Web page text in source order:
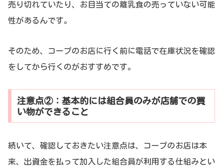
売り切れていたり、お目当ての離乳食の売っていない可能
性があるんです。
そのため、コープのお店に行く前に電話で在庫状況を確認
をしてから行くのがおすすめです。
注意点②：基本的には組合員のみが店舗での買
い物ができること
続いて、確認しておきたい注意点は、コープのお店は本
来、出資金を払って加入した組合員が利用する仕組みとい